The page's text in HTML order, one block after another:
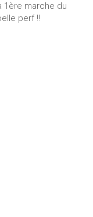
1ère marche du
perf !!